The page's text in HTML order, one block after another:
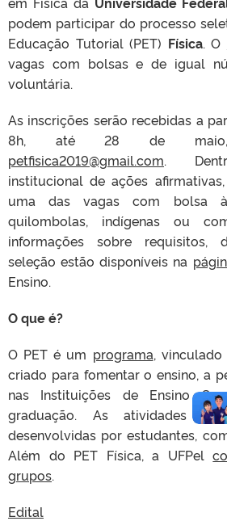
podem participar do processo
Educação Tutorial (PET) Física. O
vagas com bolsas e de igual
voluntária.
As inscrições serão recebidas a
8h, até 28 de
petfisica2019@gmail.com.
institucional de ações
uma das vagas com bolsa
quilombolas, indígenas ou
informações sobre requisitos,
seleção estão disponíveis na
Ensino.
O que é?
O PET é um programa, vinculado
criado para fomentar o ensino, a
nas Instituições de Ensino
graduação. As atividades
desenvolvidas por estudantes,
Além do PET Física, a UFPel
grupos.
Edital